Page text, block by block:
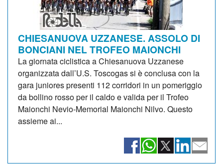
CHIESANUOVA UZZANESE. ASSOLO DI
BONCIANI NEL TROFEO MAIONCHI
La giornata ciclistica a Chiesanuova Uzzanese
organizzata dall’U.S. Toscogas si è conclusa con la
gara juniores presenti 112 corridori in un pomeriggio
da bollino rosso per il caldo e valida per il Trofeo
Maionchi Nevio-Memorial Maionchi Nilvo. Questo
assieme ai...